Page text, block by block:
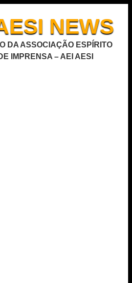
NEWS
DA ASSOCIAÇÃO ESPÍRITO
IMPRENSA – AEI AESI